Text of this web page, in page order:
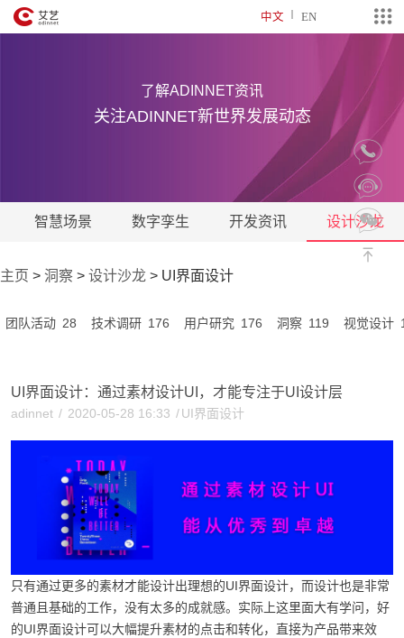
中文 EN
了解ADINNET资讯
关注ADINNET新世界发展动态
智慧场景 数字孪生 开发资讯 设计沙龙
主页 > 洞察 > 设计沙龙 > UI界面设计
团队活动 28 技术调研 176 用户研究 176 洞察 119 视觉设计
UI界面设计：通过素材设计UI，才能专注于UI设计层
adinnet / 2020-05-28 16:33 /UI界面设计
只有通过更多的素材才能设计出理想的UI界面设计，而设计也是非常
普通且基础的工作，没有太多的成就感。实际上这里面大有学问，好
的UI界面设计可以大幅提升素材的点击和转化，直接为产品带来效